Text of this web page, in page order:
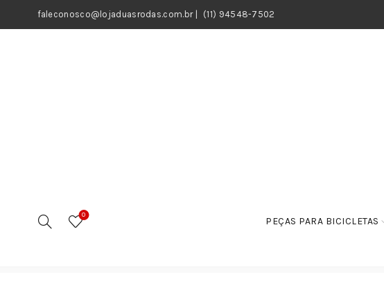
faleconosco@lojaduasrodas.com.br| (11) 94548-7502
0
PEÇAS PARA BICICLETAS